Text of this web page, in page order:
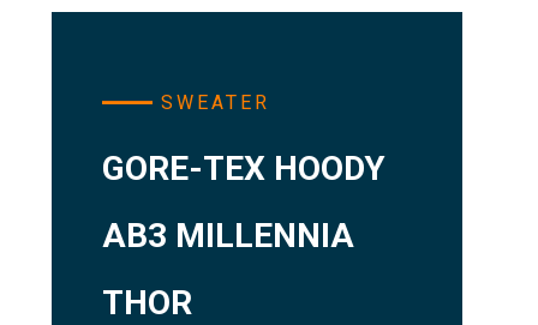
SWEATER
GORE-TEX HOODY
AB3 MILLENNIA
THOR